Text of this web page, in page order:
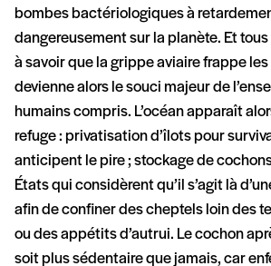
bombes bactériologiques à
dangereusement sur la planète. Et
à savoir que la grippe aviaire frappe
devienne alors le souci majeur de
humains compris. L’océan apparaît
refuge : privatisation d’îlots pour
anticipent le pire ; stockage de
États qui considèrent qu’il s’agit là
afin de confiner des cheptels loin des
ou des appétits d’autrui. Le cochon
soit plus sédentaire que jamais, car